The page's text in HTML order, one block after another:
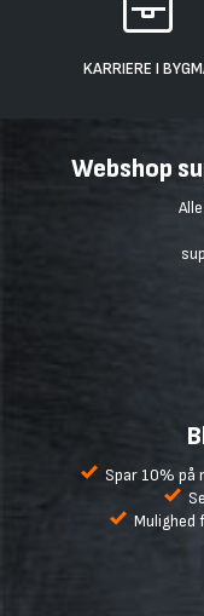
KARRIERE I
Webshop
Spar 10% på
Mulighed